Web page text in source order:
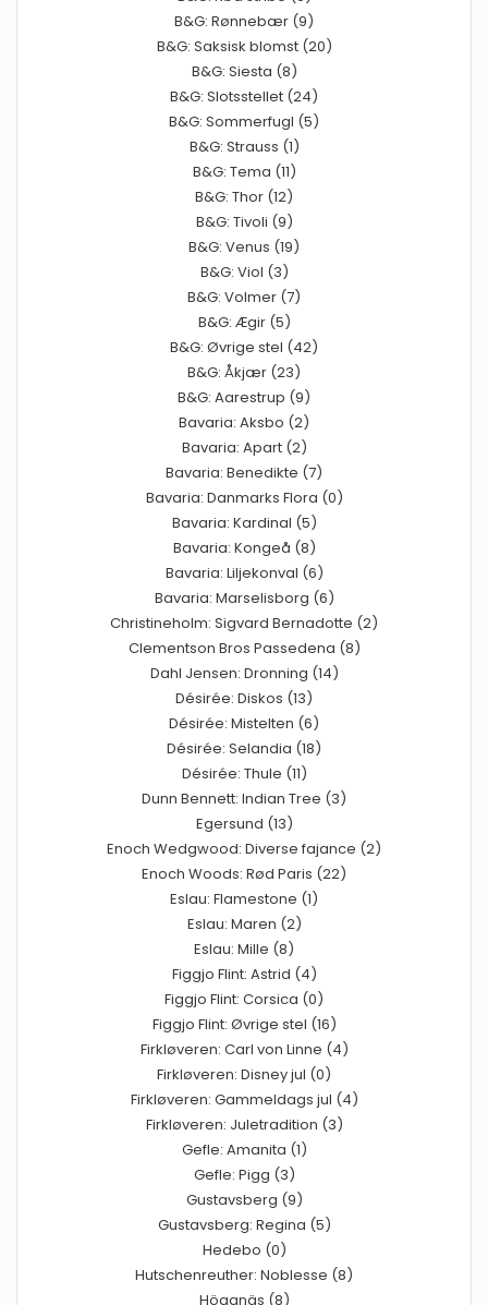
B&G: Rønnebær (9)
B&G: Saksisk blomst (20)
B&G: Siesta (8)
B&G: Slotsstellet (24)
B&G: Sommerfugl (5)
B&G: Strauss (1)
B&G: Tema (11)
B&G: Thor (12)
B&G: Tivoli (9)
B&G: Venus (19)
B&G: Viol (3)
B&G: Volmer (7)
B&G: Ægir (5)
B&G: Øvrige stel (42)
B&G: Åkjær (23)
B&G: Aarestrup (9)
Bavaria: Aksbo (2)
Bavaria: Apart (2)
Bavaria: Benedikte (7)
Bavaria: Danmarks Flora (0)
Bavaria: Kardinal (5)
Bavaria: Kongeå (8)
Bavaria: Liljekonval (6)
Bavaria: Marselisborg (6)
Christineholm: Sigvard Bernadotte (2)
Clementson Bros Passedena (8)
Dahl Jensen: Dronning (14)
Désirée: Diskos (13)
Désirée: Mistelten (6)
Désirée: Selandia (18)
Désirée: Thule (11)
Dunn Bennett: Indian Tree (3)
Egersund (13)
Enoch Wedgwood: Diverse fajance (2)
Enoch Woods: Rød Paris (22)
Eslau: Flamestone (1)
Eslau: Maren (2)
Eslau: Mille (8)
Figgjo Flint: Astrid (4)
Figgjo Flint: Corsica (0)
Figgjo Flint: Øvrige stel (16)
Firkløveren: Carl von Linne (4)
Firkløveren: Disney jul (0)
Firkløveren: Gammeldags jul (4)
Firkløveren: Juletradition (3)
Gefle: Amanita (1)
Gefle: Pigg (3)
Gustavsberg (9)
Gustavsberg: Regina (5)
Hedebo (0)
Hutschenreuther: Noblesse (8)
Höganäs (8)